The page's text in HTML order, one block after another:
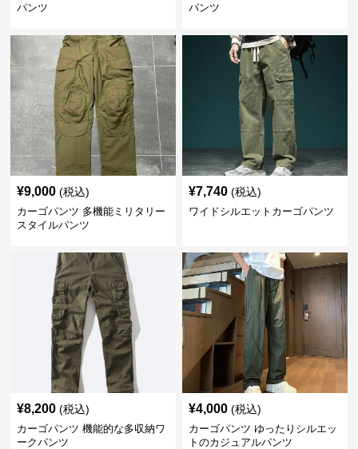
パンツ
パンツ
¥9,000 (税込)
カーゴパンツ 多機能ミリタリー
スタイルパンツ
¥7,740 (税込)
ワイドシルエットカーゴパンツ
¥8,200 (税込)
カーゴパンツ 機能的な多収納ワ
ークパンツ
¥4,000 (税込)
カーゴパンツ ゆったりシルエッ
トのカジュアルパンツ